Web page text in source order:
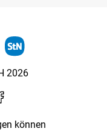
2026
können